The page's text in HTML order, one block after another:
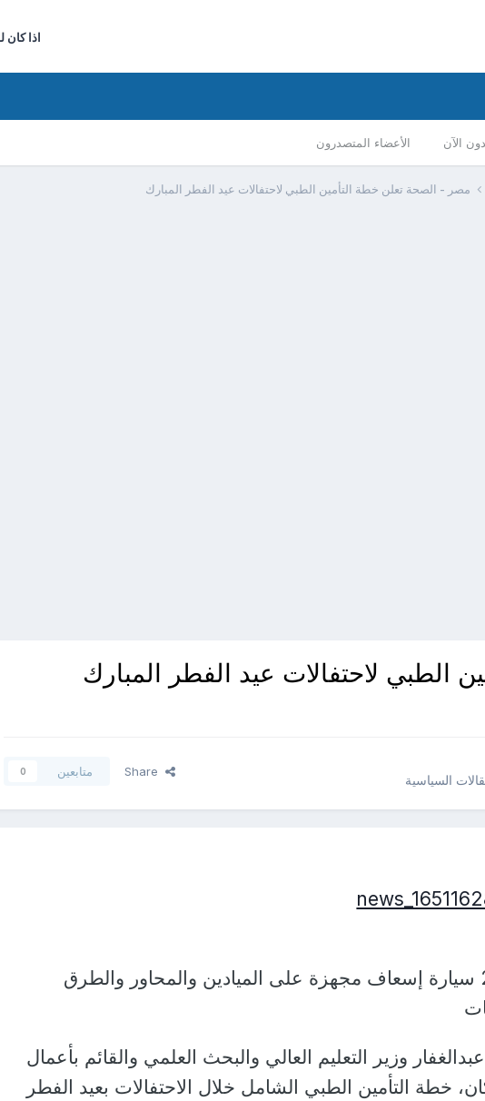
اذا
الآن الأعضاء المتصدرون
مصر - الصحة تعلن خطة التأمين الطبي لاحتفالات عيد الفطر المبارك
الطبي لاحتفالات عيد الفطر المبارك
السياسية
Share متابعين 0
الصحة: توزيع 2151 سيارة إسعاف مجهزة على الميادين والمحاور والطرق
وزير التعليم العالي والبحث العلمي والقائم بأعمال
خطة التأمين الطبي الشامل خلال الاحتفالات بعيد الفطر